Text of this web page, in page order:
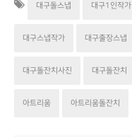
대구돌스냅 대구1인작가
대구스냅작가 대구출장스냅
대구돌잔치사진 대구돌잔치
아트리움 아트리움돌잔치